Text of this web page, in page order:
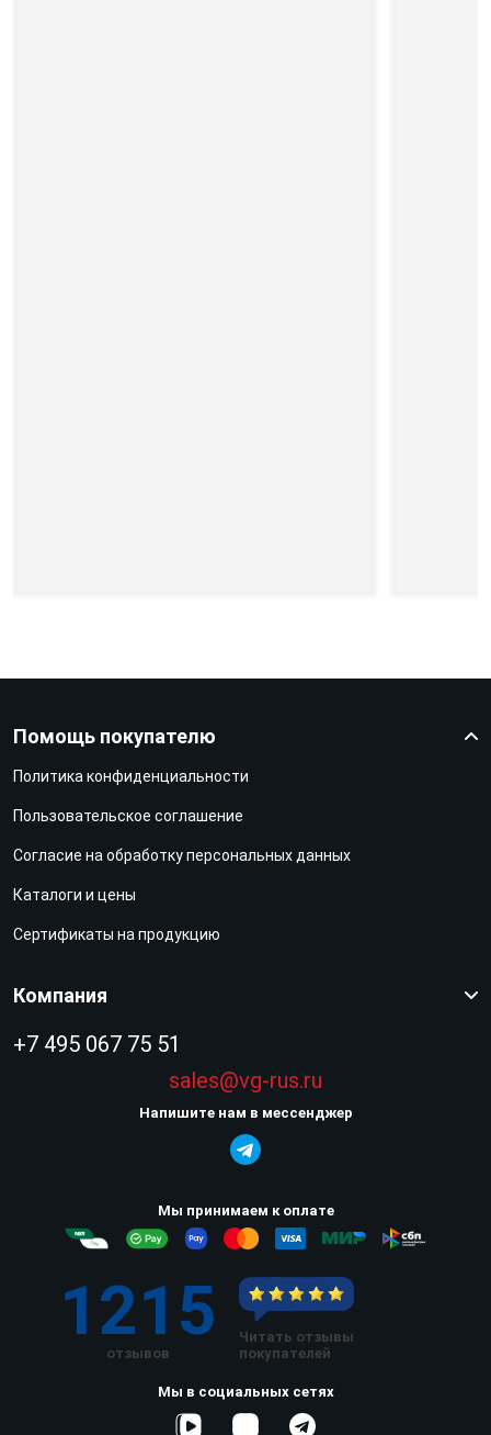
Помощь покупателю
Политика конфиденциальности
Пользовательское соглашение
Согласие на обработку персональных данных
Каталоги и цены
Сертификаты на продукцию
Компания
+7 495 067 75 51
sales@vg-rus.ru
Напишите нам в мессенджер
Мы принимаем к оплате
1215
отзывов
Читать отзывы
покупателей
Мы в социальных сетях